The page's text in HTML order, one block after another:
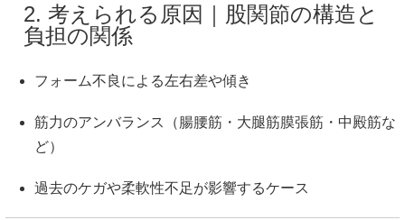
2. 考えられる原因｜股関節の構造と
負担の関係
フォーム不良による左右差や傾き
筋力のアンバランス（腸腰筋・大腿筋膜張筋・中殿筋な
ど）
過去のケガや柔軟性不足が影響するケース